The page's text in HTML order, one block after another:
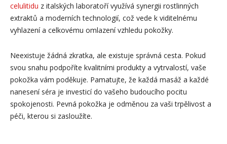
celulitidu z italských laboratoří využívá synergii rostlinných
extraktů a moderních technologií, což vede k viditelnému
vyhlazení a celkovému omlazení vzhledu pokožky.
Neexistuje žádná zkratka, ale existuje správná cesta. Pokud
svou snahu podpoříte kvalitními produkty a vytrvalostí, vaše
pokožka vám poděkuje. Pamatujte, že každá masáž a každé
nanesení séra je investicí do vašeho budoucího pocitu
spokojenosti. Pevná pokožka je odměnou za vaši trpělivost a
péči, kterou si zasloužíte.